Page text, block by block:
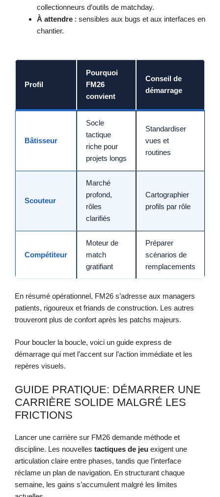
collectionneurs d’outils de matchday.
À attendre : sensibles aux bugs et aux interfaces en
chantier.
Profil
Pourquoi
FM26
convient
Conseil de
démarrage
Bâtisseur
Socle
tactique
riche pour
projets longs
Standardiser
vues et
routines
Scouteur
Marché
profond,
rôles
clarifiés
Cartographier
profils par rôle
Compétiteur
Moteur de
match
gratifiant
Préparer
scénarios de
remplacements
En résumé opérationnel, FM26 s’adresse aux managers
patients, rigoureux et friands de construction. Les autres
trouveront plus de confort après les patchs majeurs.
Pour boucler la boucle, voici un guide express de
démarrage qui met l’accent sur l’action immédiate et les
repères visuels.
GUIDE PRATIQUE: DÉMARRER UNE
CARRIÈRE SOLIDE MALGRÉ LES
FRICTIONS
Lancer une carrière sur FM26 demande méthode et
discipline. Les nouvelles tactiques de jeu exigent une
articulation claire entre phases, tandis que l’interface
réclame un plan de navigation. En structurant chaque
semaine, les gains s’accumulent malgré les limites